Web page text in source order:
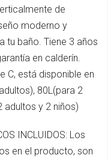
de
moderno y
tu baño. Tiene 3 años
en calderín.
C, está disponible en
80L(para 2
adultos y 2 niños)
INCLUIDOS: Los
en el producto, son